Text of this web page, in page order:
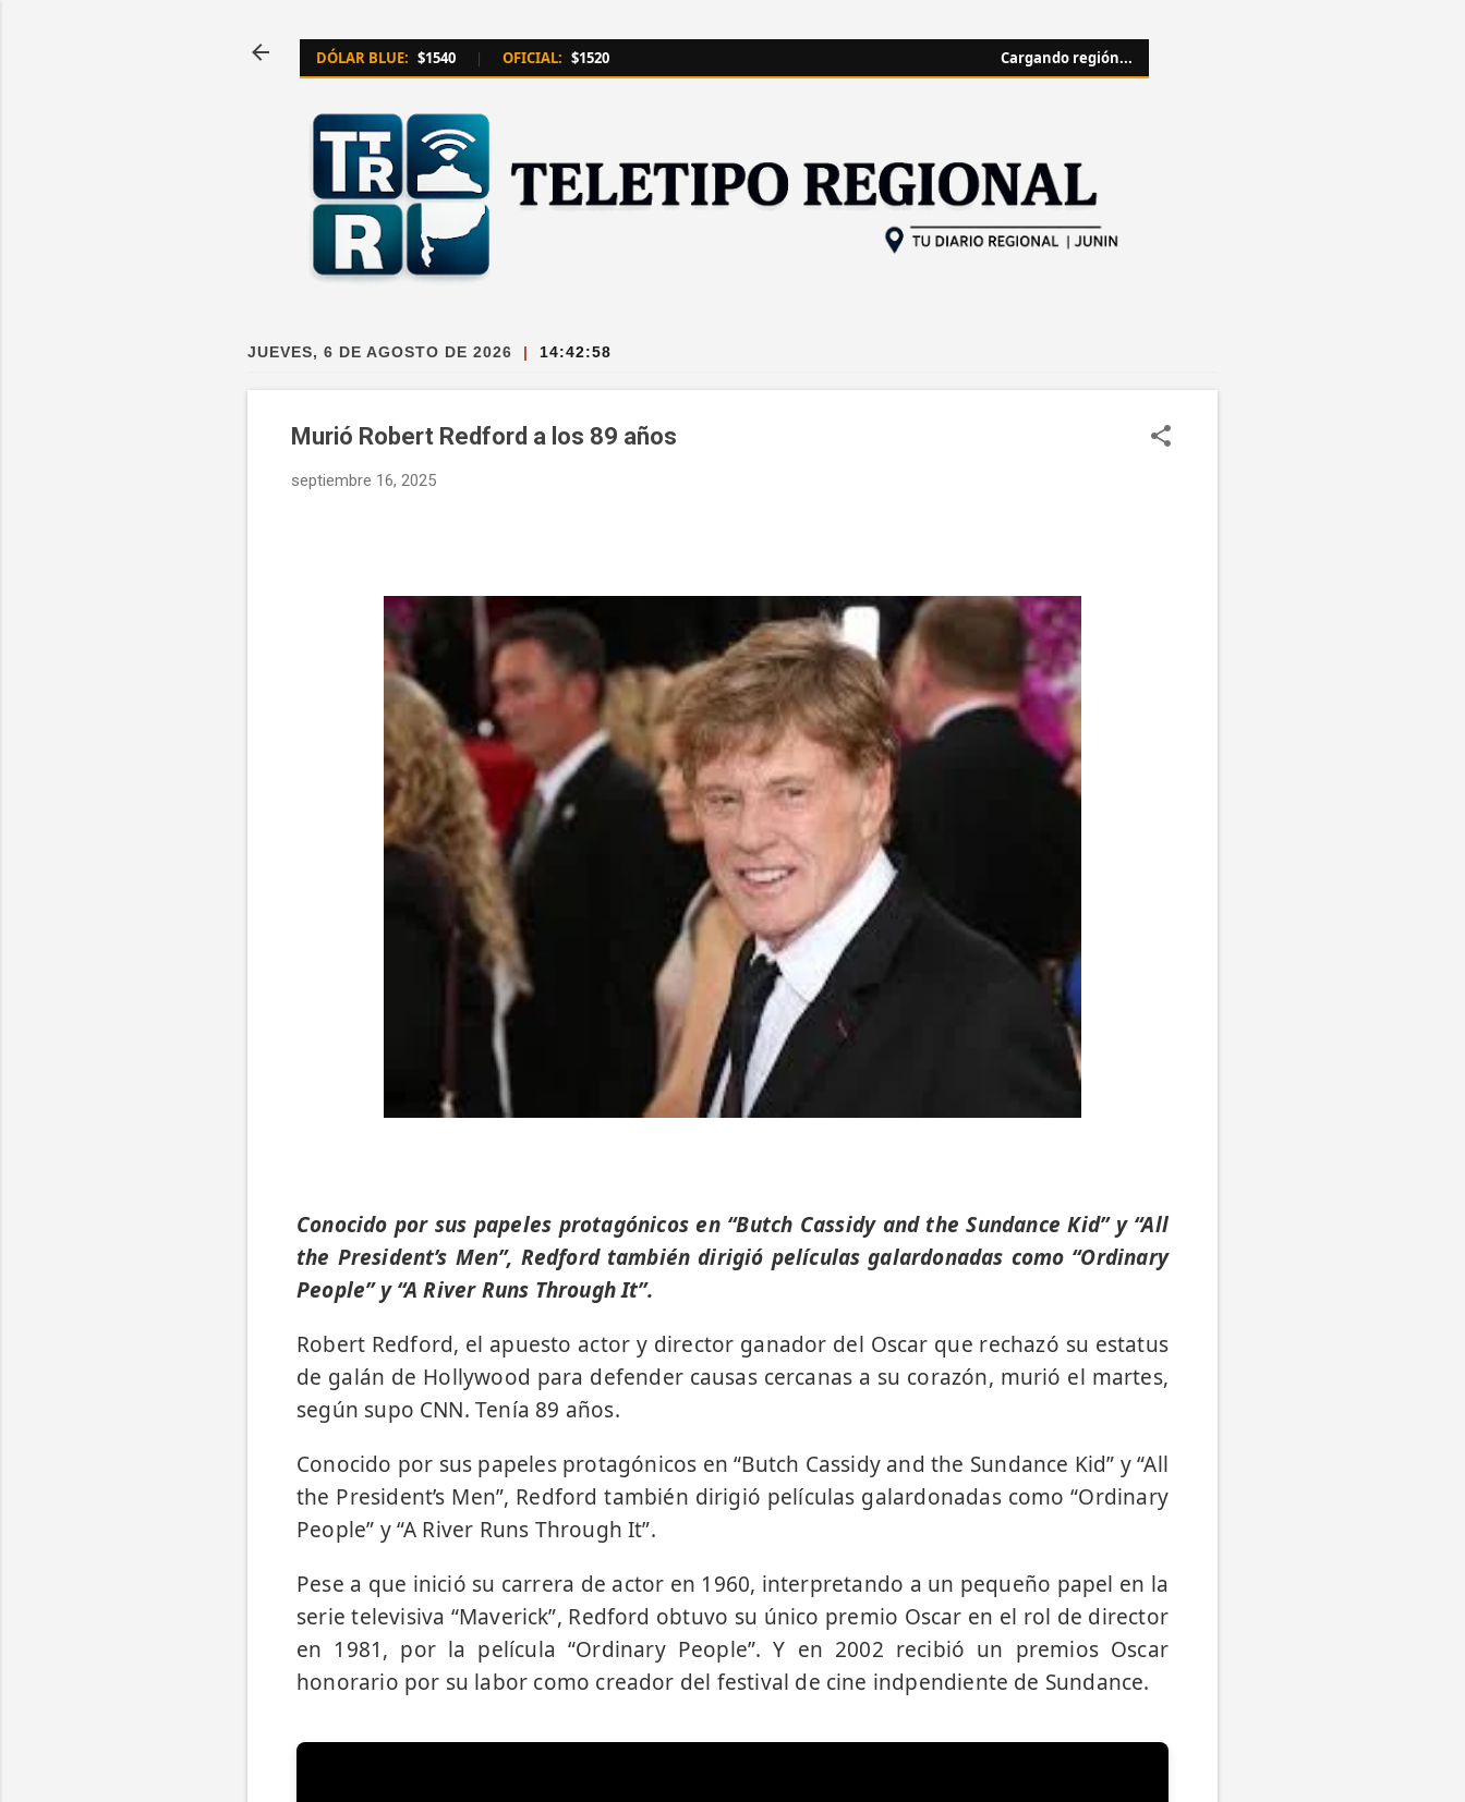
DÓLAR BLUE: $1540 | OFICIAL: $1520 Cargando región...
JUEVES, 6 DE AGOSTO DE 2026 | 14:42:59
Murió Robert Redford a los 89 años
septiembre 16, 2025
Conocido por sus papeles protagónicos en “Butch Cassidy and the Sundance Kid” y “All
the President’s Men”, Redford también dirigió películas galardonadas como “Ordinary
People” y “A River Runs Through It”.
Robert Redford, el apuesto actor y director ganador del Oscar que rechazó su estatus
de galán de Hollywood para defender causas cercanas a su corazón, murió el martes,
según supo CNN. Tenía 89 años.
Conocido por sus papeles protagónicos en “Butch Cassidy and the Sundance Kid” y “All
the President’s Men”, Redford también dirigió películas galardonadas como “Ordinary
People” y “A River Runs Through It”.
Pese a que inició su carrera de actor en 1960, interpretando a un pequeño papel en la
serie televisiva “Maverick”, Redford obtuvo su único premio Oscar en el rol de director
en 1981, por la película “Ordinary People”. Y en 2002 recibió un premios Oscar
honorario por su labor como creador del festival de cine indpendiente de Sundance.